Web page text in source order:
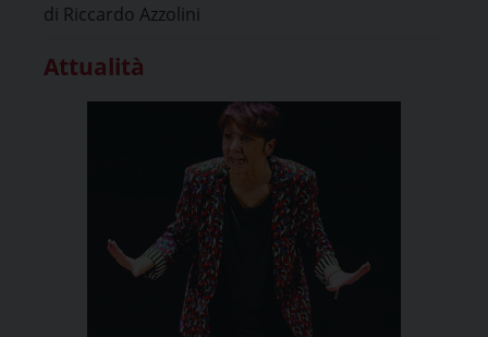
di Riccardo Azzolini
Attualità